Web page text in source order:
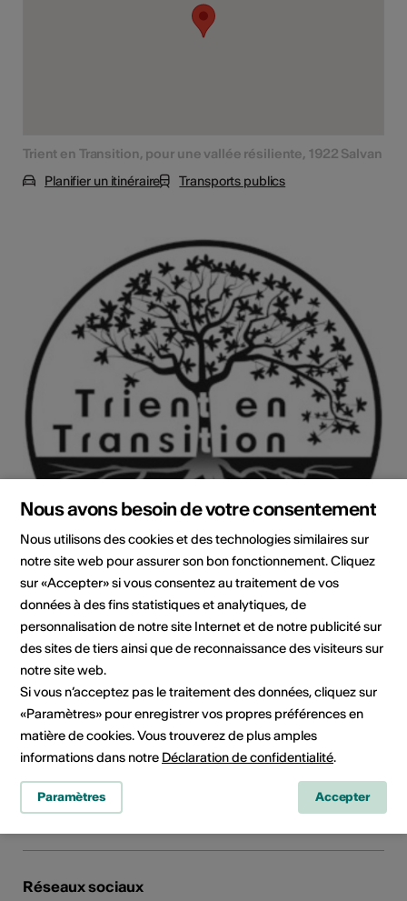
Trient en Transition, pour une vallée résiliente, 1922 Salvan
Planifier un itinéraire
Transports publics
Institution / organisation
Trient en Transition, pour une vallée résiliente
Une initiative citoyenne pour un futur soutenable
Trient en Transition, pour une vallée résiliente
1922 Salvan
E-Mail
Site Internet
Planifier un itinéraire
Transports publics
Réseaux sociaux
Nous avons besoin de votre consentement
Nous utilisons des cookies et des technologies similaires sur
notre site web pour assurer son bon fonctionnement. Cliquez
sur «Accepter» si vous consentez au traitement de vos
données à des fins statistiques et analytiques, de
personnalisation de notre site Internet et de notre publicité sur
des sites de tiers ainsi que de reconnaissance des visiteurs sur
notre site web.
Si vous n’acceptez pas le traitement des données, cliquez sur
«Paramètres» pour enregistrer vos propres préférences en
matière de cookies. Vous trouverez de plus amples
informations dans notre Déclaration de confidentialité.
Paramètres Accepter